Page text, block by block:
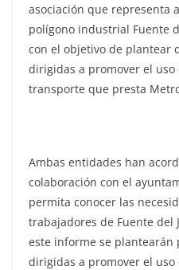
asociación que representa
polígono industrial Fuente
con el objetivo de plantear
dirigidas a promover el uso
transporte que presta
Ambas entidades han
colaboración con el
permita conocer las
trabajadores de Fuente del
este informe se plantearán
dirigidas a promover el